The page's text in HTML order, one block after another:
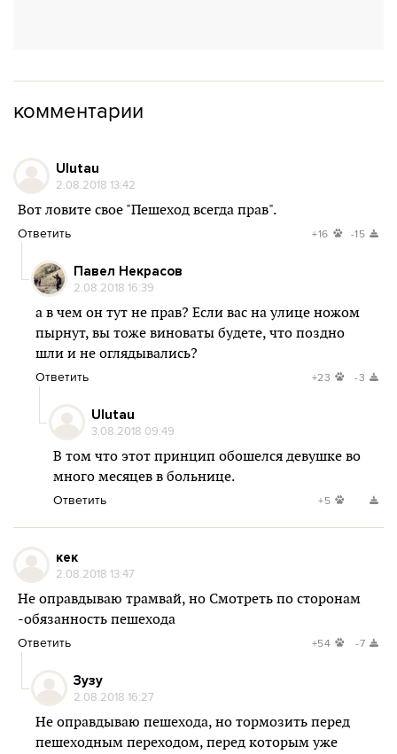
комментарии
Ulutau
2.08.2018 13:42
Вот ловите свое "Пешеход всегда прав".
Ответить +16 -15
Павел Некрасов
2.08.2018 16:39
а в чем он тут не прав? Если вас на улице ножом
пырнут, вы тоже виноваты будете, что поздно
шли и не оглядывались?
Ответить +23 -3
Ulutau
3.08.2018 09:49
В том что этот принцип обошелся девушке во
много месяцев в больнице.
Ответить +5
кек
2.08.2018 13:47
Не оправдываю трамвай, но Смотреть по сторонам
-обязанность пешехода
Ответить +54 -7
Зузу
2.08.2018 16:27
Не оправдываю пешехода, но тормозить перед
пешеходным переходом, перед которым уже